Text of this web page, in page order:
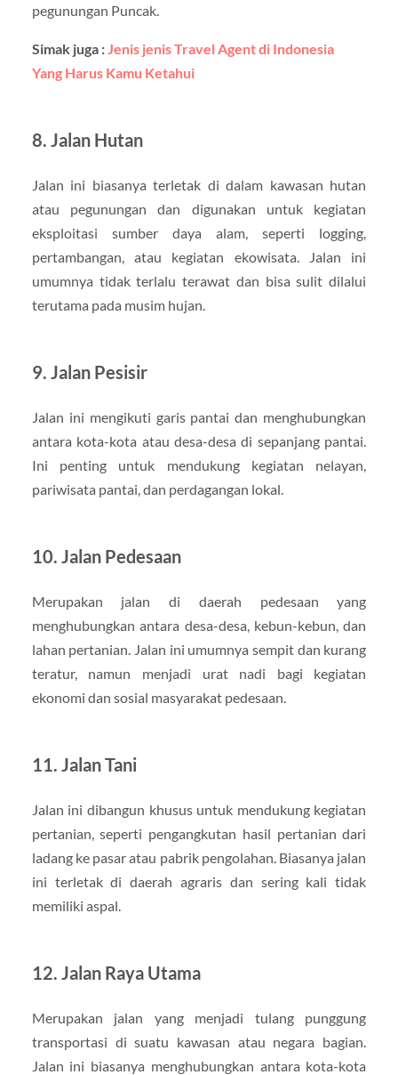
pegunungan Puncak.
Simak juga : Jenis jenis Travel Agent di Indonesia
Yang Harus Kamu Ketahui
8. Jalan Hutan
Jalan ini biasanya terletak di dalam kawasan hutan
atau pegunungan dan digunakan untuk kegiatan
eksploitasi sumber daya alam, seperti logging,
pertambangan, atau kegiatan ekowisata. Jalan ini
umumnya tidak terlalu terawat dan bisa sulit dilalui
terutama pada musim hujan.
9. Jalan Pesisir
Jalan ini mengikuti garis pantai dan menghubungkan
antara kota-kota atau desa-desa di sepanjang pantai.
Ini penting untuk mendukung kegiatan nelayan,
pariwisata pantai, dan perdagangan lokal.
10. Jalan Pedesaan
Merupakan jalan di daerah pedesaan yang
menghubungkan antara desa-desa, kebun-kebun, dan
lahan pertanian. Jalan ini umumnya sempit dan kurang
teratur, namun menjadi urat nadi bagi kegiatan
ekonomi dan sosial masyarakat pedesaan.
11. Jalan Tani
Jalan ini dibangun khusus untuk mendukung kegiatan
pertanian, seperti pengangkutan hasil pertanian dari
ladang ke pasar atau pabrik pengolahan. Biasanya jalan
ini terletak di daerah agraris dan sering kali tidak
memiliki aspal.
12. Jalan Raya Utama
Merupakan jalan yang menjadi tulang punggung
transportasi di suatu kawasan atau negara bagian.
Jalan ini biasanya menghubungkan antara kota-kota